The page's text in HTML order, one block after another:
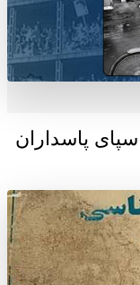
پاسداران